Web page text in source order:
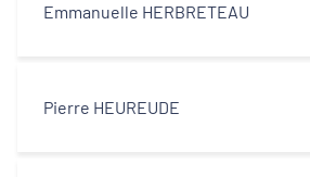
Emmanuelle HERBRETEAU
Pierre HEUREUDE